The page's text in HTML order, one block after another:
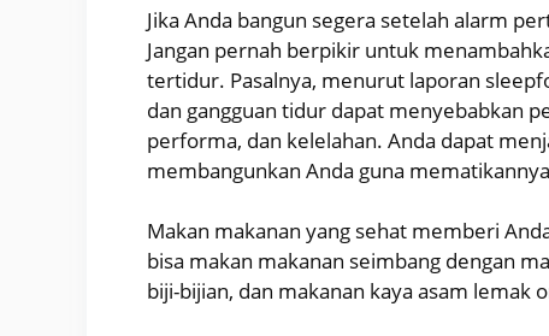
Jika Anda bangun segera setelah alarm
Jangan pernah berpikir untuk
tertidur. Pasalnya, menurut laporan
dan gangguan tidur dapat menyebabkan
performa, dan kelelahan. Anda dapat
membangunkan Anda guna
Makan makanan yang sehat memberi
bisa makan makanan seimbang dengan
biji-bijian, dan makanan kaya asam lemak